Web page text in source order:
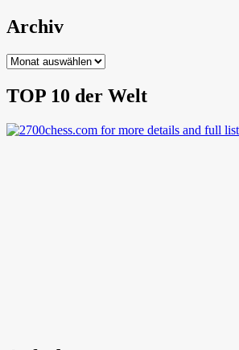
Archiv
Archiv
TOP 10 der Welt